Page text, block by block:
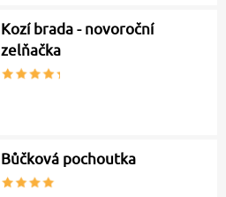
Kozí brada - novoroční
zelňačka
Bůčková pochoutka